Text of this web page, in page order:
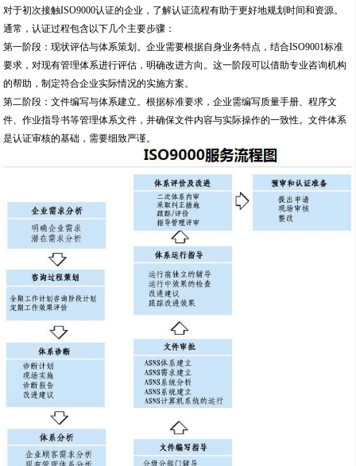
对于初次接触ISO9000认证的企业，了解认证流程有助于更好地规划时间和资源。
通常，认证过程包含以下几个主要步骤：
第一阶段：现状评估与体系策划。企业需要根据自身业务特点，结合ISO9001标准
要求，对现有管理体系进行评估，明确改进方向。这一阶段可以借助专业咨询机构
的帮助，制定符合企业实际情况的实施方案。
第二阶段：文件编写与体系建立。根据标准要求，企业需编写质量手册、程序文
件、作业指导书等管理体系文件，并确保文件内容与实际操作的一致性。文件体系
是认证审核的基础，需要细致严谨。